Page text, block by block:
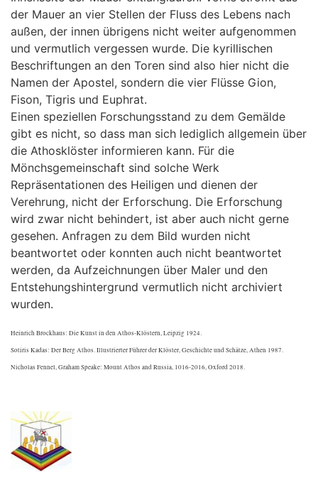
der Mauer an vier Stellen der Fluss des Lebens nach
außen, der innen übrigens nicht weiter aufgenommen
und vermutlich vergessen wurde. Die kyrillischen
Beschriftungen an den Toren sind also hier nicht die
Namen der Apostel, sondern die vier Flüsse Gion,
Fison, Tigris und Euphrat.
Einen speziellen Forschungsstand zu dem Gemälde
gibt es nicht, so dass man sich lediglich allgemein über
die Athosklöster informieren kann. Für die
Mönchsgemeinschaft sind solche Werk
Repräsentationen des Heiligen und dienen der
Verehrung, nicht der Erforschung. Die Erforschung
wird zwar nicht behindert, ist aber auch nicht gerne
gesehen. Anfragen zu dem Bild wurden nicht
beantwortet oder konnten auch nicht beantwortet
werden, da Aufzeichnungen über Maler und den
Entstehungshintergrund vermutlich nicht archiviert
wurden.
Heinrich Brockhaus: Die Kunst in den Athos-Klöstern, Leipzig 1924.
Sotiris Kadas: Der Berg Athos. Illustrierter Führer der Klöster, Geschichte und Schätze, Athen 1987.
Nicholas Fennel, Graham Speake: Mount Athos and Russia, 1016-2016, Oxford 2018.